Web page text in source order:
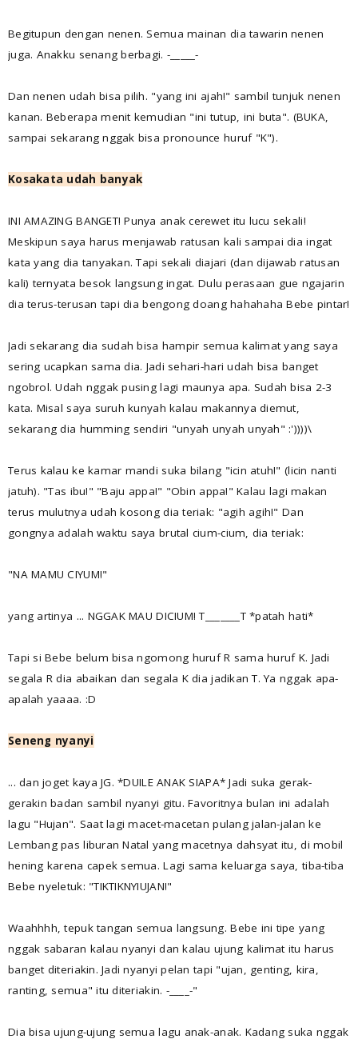
Begitupun dengan nenen. Semua mainan dia tawarin nenen
juga. Anakku senang berbagi. -_____-
Dan nenen udah bisa pilih. "yang ini ajah!" sambil tunjuk nenen
kanan. Beberapa menit kemudian "ini tutup, ini buta". (BUKA,
sampai sekarang nggak bisa pronounce huruf "K").
Kosakata udah banyak
INI AMAZING BANGET! Punya anak cerewet itu lucu sekali!
Meskipun saya harus menjawab ratusan kali sampai dia ingat
kata yang dia tanyakan. Tapi sekali diajari (dan dijawab ratusan
kali) ternyata besok langsung ingat. Dulu perasaan gue ngajarin
dia terus-terusan tapi dia bengong doang hahahaha Bebe pintar!
Jadi sekarang dia sudah bisa hampir semua kalimat yang saya
sering ucapkan sama dia. Jadi sehari-hari udah bisa banget
ngobrol. Udah nggak pusing lagi maunya apa. Sudah bisa 2-3
kata. Misal saya suruh kunyah kalau makannya diemut,
sekarang dia humming sendiri "unyah unyah unyah" :'))))\
Terus kalau ke kamar mandi suka bilang "icin atuh!" (licin nanti
jatuh). "Tas ibu!" "Baju appa!" "Obin appa!" Kalau lagi makan
terus mulutnya udah kosong dia teriak: "agih agih!" Dan
gongnya adalah waktu saya brutal cium-cium, dia teriak:
"NA MAMU CIYUM!"
yang artinya ... NGGAK MAU DICIUM! T_______T *patah hati*
Tapi si Bebe belum bisa ngomong huruf R sama huruf K. Jadi
segala R dia abaikan dan segala K dia jadikan T. Ya nggak apa-
apalah yaaaa. :D
Seneng nyanyi
... dan joget kaya JG. *DUILE ANAK SIAPA* Jadi suka gerak-
gerakin badan sambil nyanyi gitu. Favoritnya bulan ini adalah
lagu "Hujan". Saat lagi macet-macetan pulang jalan-jalan ke
Lembang pas liburan Natal yang macetnya dahsyat itu, di mobil
hening karena capek semua. Lagi sama keluarga saya, tiba-tiba
Bebe nyeletuk: "TIKTIKNYIUJAN!"
Waahhhh, tepuk tangan semua langsung. Bebe ini tipe yang
nggak sabaran kalau nyanyi dan kalau ujung kalimat itu harus
banget diteriakin. Jadi nyanyi pelan tapi "ujan, genting, kira,
ranting, semua" itu diteriakin. -____-"
Dia bisa ujung-ujung semua lagu anak-anak. Kadang suka nggak